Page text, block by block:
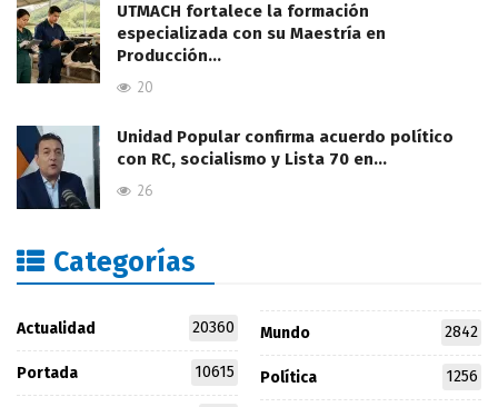
UTMACH fortalece la formación
especializada con su Maestría en
Producción…
20
Unidad Popular confirma acuerdo político
con RC, socialismo y Lista 70 en…
26
Categorías
Actualidad 20360
Portada 10615
Mundo 2842
Política 1256